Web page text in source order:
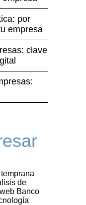
por
empresa
clave
de
Banco